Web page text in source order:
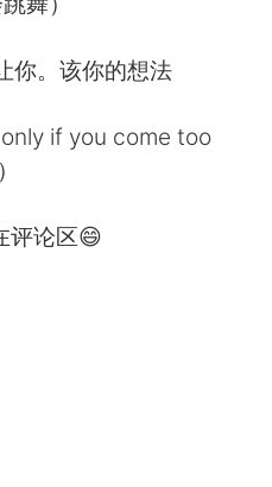
你。该你的想法
if you come too
评论区😄